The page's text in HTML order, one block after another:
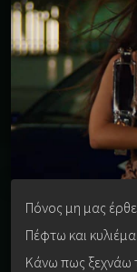
Πόνος μη μας
Πέφτω και
Κάνω πως ξεχνάω